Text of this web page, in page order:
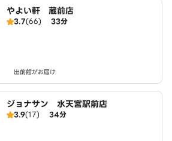
やよい軒 蔵前店
3.7(66) 33分
出前館がお届け
ジョナサン 水天宮駅前店
3.9(17) 34分